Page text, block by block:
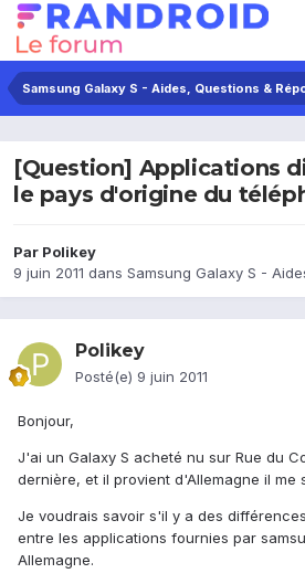
Samsung Galaxy S - Aides, Questions &
[Question] Applications
le pays d'origine du
Par Polikey
9 juin 2011 dans Samsung Galaxy S -
Polikey
Posté(e) 9 juin 2011
Bonjour,
J'ai un Galaxy S acheté nu sur Rue du
dernière, et il provient d'Allemagne il me
Je voudrais savoir s'il y a des
entre les applications fournies par
Allemagne.